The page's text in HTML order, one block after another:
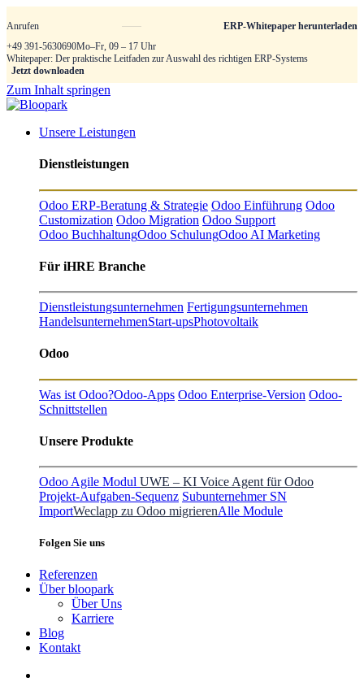
Anrufen
ERP-Whitepaper herunterladen
+49 391-5630690Mo–Fr, 09 – 17 Uhr
Whitepaper: Der praktische Leitfaden zur Auswahl des richtigen ERP-Systems
Jetzt downloaden
Zum Inhalt springen
Unsere Leistungen
Dienstleistungen
Odoo ERP-Beratung & Strategie Odoo Einführung Odoo
Customization Odoo Migration Odoo Support
Odoo BuchhaltungOdoo SchulungOdoo AI Marketing
Für iHRE Branche
Dienstleistungsunternehmen Fertigungsunternehmen
HandelsunternehmenStart-upsPhotovoltaik
Odoo
Was ist Odoo?Odoo-Apps Odoo Enterprise-Version Odoo-
Schnittstellen
Unsere Produkte
Odoo Agile Modul UWE – KI Voice Agent für Odoo
Projekt-Aufgaben-Sequenz Subunternehmer SN
ImportWeclapp zu Odoo migrierenAlle Module
Folgen Sie uns
Referenzen
Über bloopark
Über Uns
Karriere
Blog
Kontakt